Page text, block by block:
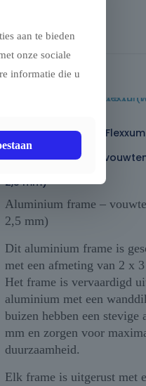
Vouwtent AluForce
Aluminium frame –
2,5 mm)
Aluminium frame –
2,5 mm)
Dit aluminium frame is
met een afmeting van 2 x
Het frame is vervaardigd
aluminium met een
buizen hebben een
mm en zorgen voor
duurzaamheid.
Elk frame is uitgerust met
aan te bieden
onze sociale
informatie die u